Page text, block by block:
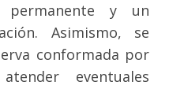
permanente y un
Asimismo, se
conformada por
eventuales